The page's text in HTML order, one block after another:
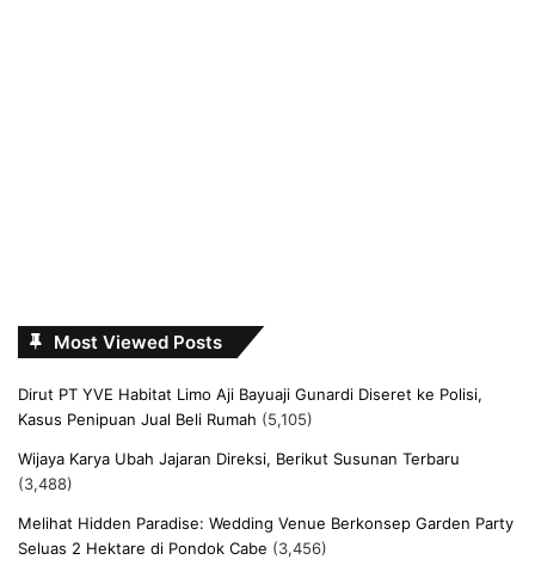
Most Viewed Posts
Dirut PT YVE Habitat Limo Aji Bayuaji Gunardi Diseret ke Polisi,
Kasus Penipuan Jual Beli Rumah (5,105)
Wijaya Karya Ubah Jajaran Direksi, Berikut Susunan Terbaru
(3,488)
Melihat Hidden Paradise: Wedding Venue Berkonsep Garden Party
Seluas 2 Hektare di Pondok Cabe (3,456)